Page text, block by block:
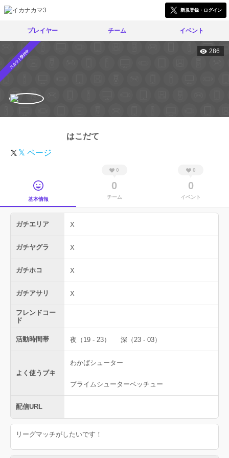
新規登録・ログイン
プレイヤー チーム イベント
スカウト受付中 286
はこだて
𝕏 ページ
基本情報
0
0
チーム
0
0
イベント
ガチエリア X
ガチヤグラ X
ガチホコ X
ガチアサリ X
フレンドコー
ド
活動時間帯 夜（19 - 23） 深（23 - 03）
よく使うブキ
わかばシューター
プライムシューターベッチュー
配信URL
リーグマッチがしたいです！